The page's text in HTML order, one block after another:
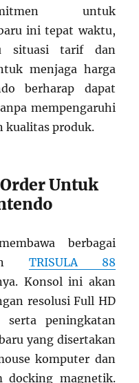
untuk
ini tepat waktu,
situasi tarif dan
menjaga harga
berharap dapat
mempengaruhi
kualitas produk.
Untuk
berbagai
TRISULA 88
Konsol ini akan
resolusi Full HD
peningkatan
yang disertakan
komputer dan
docking magnetik.